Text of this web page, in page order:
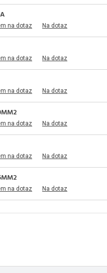
na dotaz Na dotaz
na dotaz Na dotaz
na dotaz Na dotaz
na dotaz Na dotaz
na dotaz Na dotaz
na dotaz Na dotaz